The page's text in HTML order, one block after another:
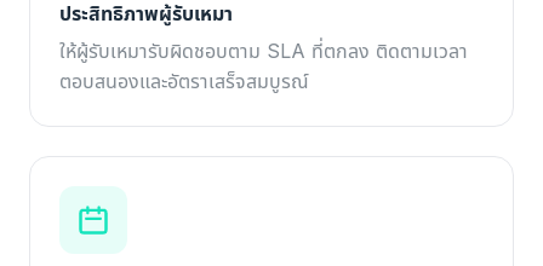
ประสิทธิภาพผู้รับเหมา
ให้ผู้รับเหมารับผิดชอบตาม SLA ที่ตกลง ติดตามเวลา
ตอบสนองและอัตราเสร็จสมบูรณ์